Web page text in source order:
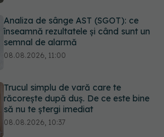
Trucul simplu de vară care te
răcorește după duș. De ce este bine
să nu te ștergi imediat
Fereastra alimentară de opt ore ar
putea ajuta creierul femeilor de
peste 50 de ani